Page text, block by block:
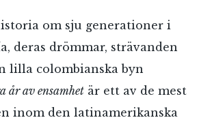
om sju generationer i
deras drömmar, strävanden
lilla colombianska byn
år av ensamhet är ett av de mest
inom den latinamerikanska